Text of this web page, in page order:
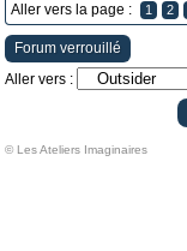
Aller vers la page : 1 2
Forum verrouillé
Aller vers :
© Les Ateliers Imaginaires